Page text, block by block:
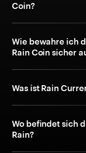
Coin?
Wie bewahre ich
Rain Coin sicher
Was ist Rain
Wo befindet sich
Rain?